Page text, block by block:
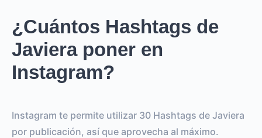
¿Cuántos Hashtags de
Javiera poner en
Instagram?
Instagram te permite utilizar 30 Hashtags de Javiera
por publicación, así que aprovecha al máximo.